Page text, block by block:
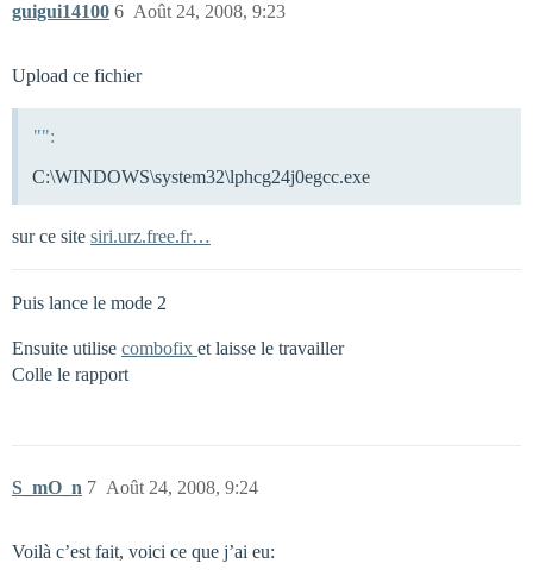
guigui14100 Août 24, 2008, 9:23
6
Upload ce fichier
"":
C:\WINDOWS\system32\lphcg24j0egcc.exe
sur ce site siri.urz.free.fr…
Puis lance le mode 2
Ensuite utilise combofix et laisse le travailler
Colle le rapport
S_mO_n Août 24, 2008, 9:24
7
Voilà c’est fait, voici ce que j’ai eu: